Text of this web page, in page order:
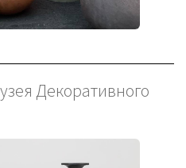
Декоративного